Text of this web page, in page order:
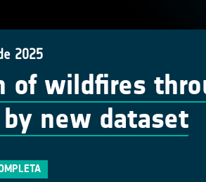
2025
of wildfires
new dataset